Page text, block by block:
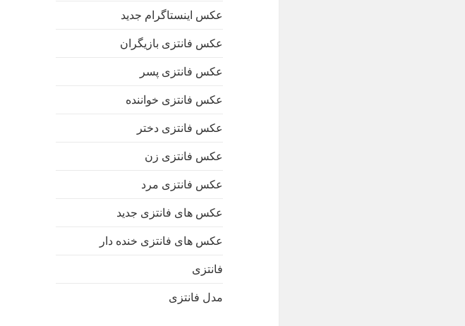
عکس اینستاگرام جدید
عکس فانتزی بازیگران
عکس فانتزی پسر
عکس فانتزی خواننده
عکس فانتزی دختر
عکس فانتزی زن
عکس فانتزی مرد
عکس های فانتزی جدید
عکس های فانتزی خنده دار
فانتزی
مدل فانتزی